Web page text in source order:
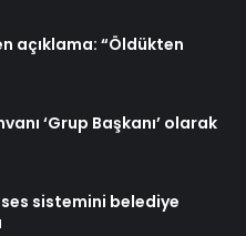
açıklama: “Öldükten
‘Grup Başkanı’ olarak
ses sistemini belediye